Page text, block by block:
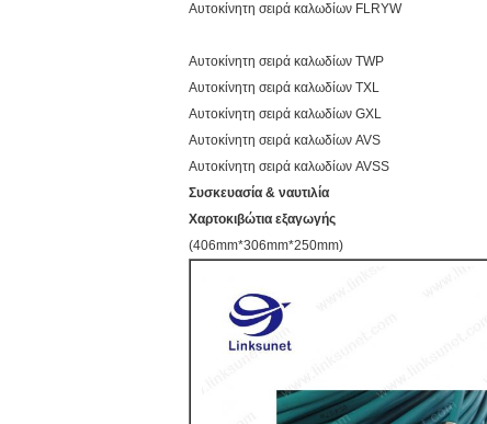
Αυτοκίνητη σειρά καλωδίων FLRYW
Αυτοκίνητη σειρά καλωδίων TWP
Αυτοκίνητη σειρά καλωδίων TXL
Αυτοκίνητη σειρά καλωδίων GXL
Αυτοκίνητη σειρά καλωδίων AVS
Αυτοκίνητη σειρά καλωδίων AVSS
Συσκευασία & ναυτιλία
Χαρτοκιβώτια εξαγωγής
(406mm*306mm*250mm)